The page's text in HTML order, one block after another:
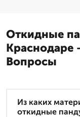
Откидные
Вопросы
Из каких
откидные